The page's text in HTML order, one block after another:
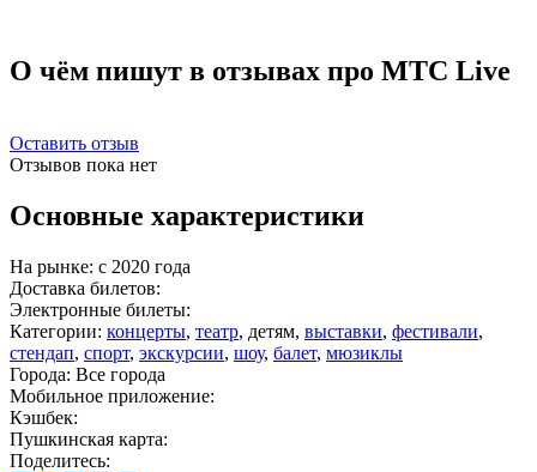
О чём пишут в отзывах про МТС Live
Оставить отзыв
Отзывов пока нет
Основные характеристики
На рынке: c 2020 года
Доставка билетов:
Электронные билеты:
Категории: концерты, театр, детям, выставки, фестивали,
стендап, спорт, экскурсии, шоу, балет, мюзиклы
Города: Все города
Мобильное приложение:
Кэшбек:
Пушкинская карта:
Поделитесь: